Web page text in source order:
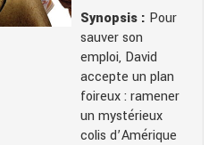
Synopsis : Pour
sauver son
emploi, David
accepte un plan
foireux : ramener
un mystérieux
colis d’Amérique